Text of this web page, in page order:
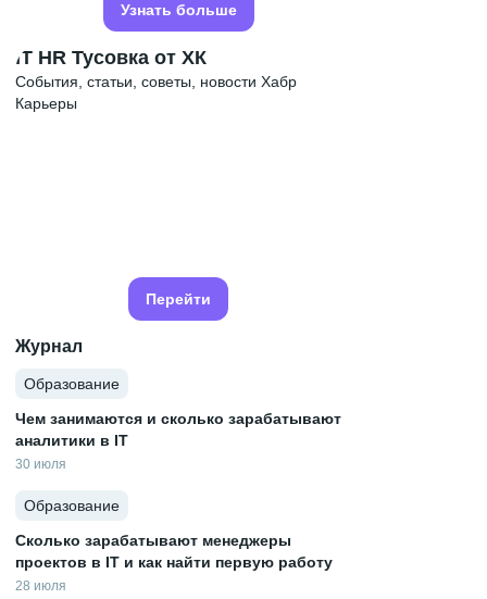
Узнать больше
IT HR Тусовка от ХК
События, статьи, советы, новости Хабр
Карьеры
Перейти
Журнал
Образование
Чем занимаются и сколько зарабатывают
аналитики в IT
30 июля
Образование
Сколько зарабатывают менеджеры
проектов в IT и как найти первую работу
28 июля